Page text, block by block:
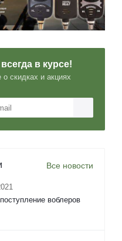
в курсе!
о скидках и акциях
Все новости
воблеров